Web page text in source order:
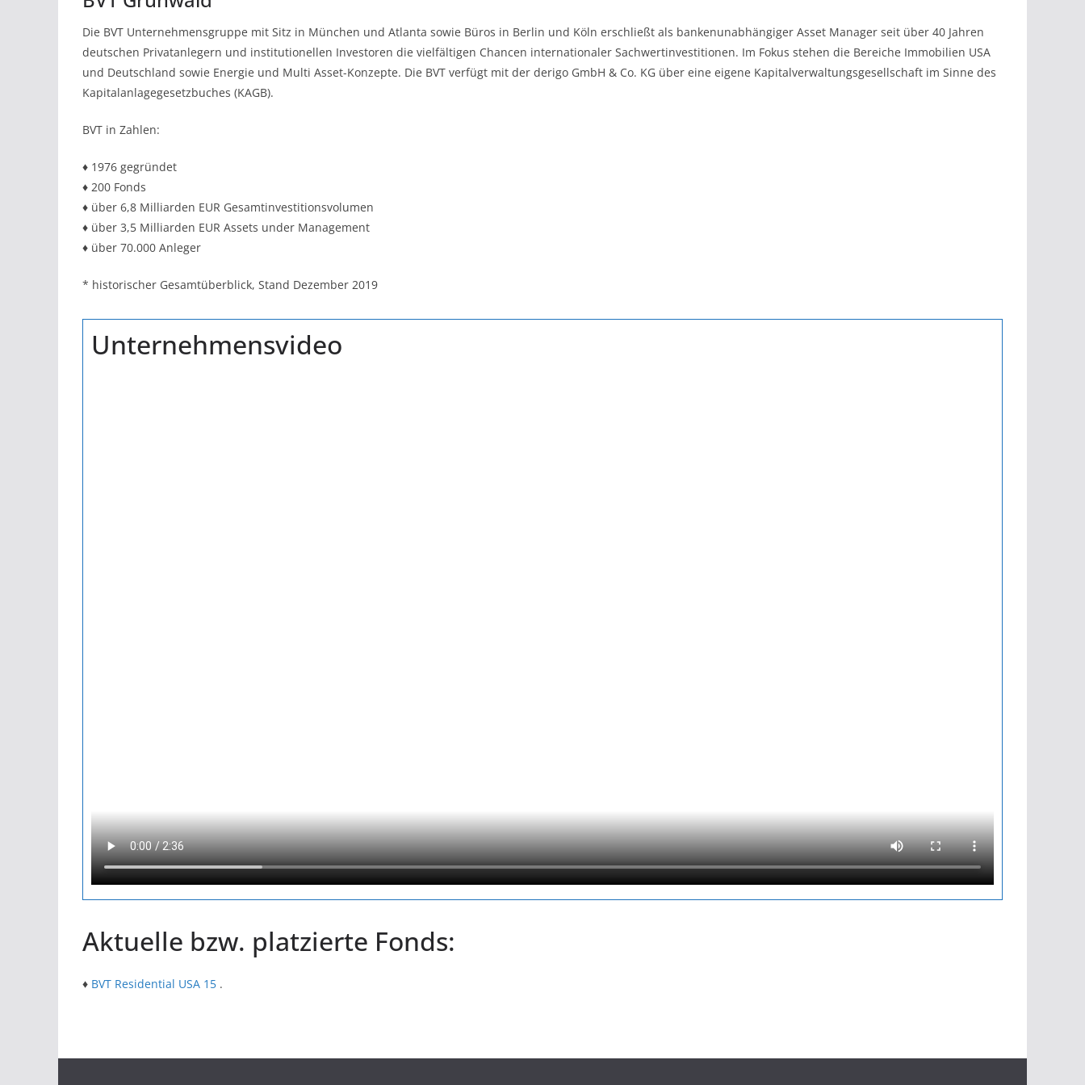
Die BVT Unternehmensgruppe mit Sitz in München und Atlanta sowie Büros in Berlin und Köln erschließt als bankenunabhängiger Asset Manager seit über 40 Jahren
deutschen Privatanlegern und institutionellen Investoren die vielfältigen Chancen internationaler Sachwertinvestitionen. Im Fokus stehen die Bereiche Immobilien USA
und Deutschland sowie Energie und Multi Asset-Konzepte. Die BVT verfügt mit der derigo GmbH & Co. KG über eine eigene Kapitalverwaltungsgesellschaft im Sinne des
Kapitalanlagegesetzbuches (KAGB).
BVT in Zahlen:
♦ 1976 gegründet
♦ 200 Fonds
♦ über 6,8 Milliarden EUR Gesamtinvestitionsvolumen
♦ über 3,5 Milliarden EUR Assets under Management
♦ über 70.000 Anleger
* historischer Gesamtüberblick, Stand Dezember 2019
Unternehmensvideo
Aktuelle bzw. platzierte Fonds:
♦ BVT Residential USA 15 .